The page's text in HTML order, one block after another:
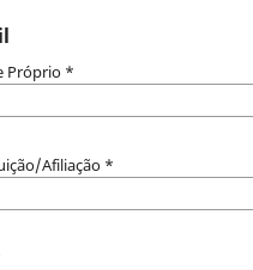
Próprio *
Afiliação *